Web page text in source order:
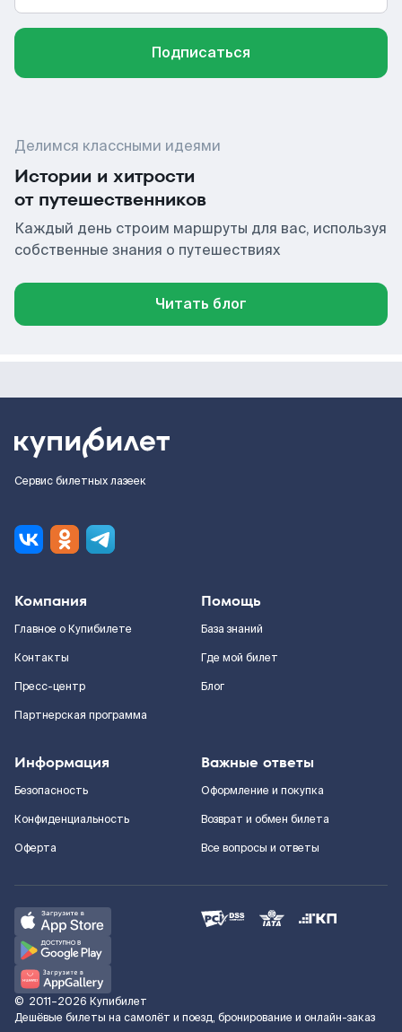
Подписаться
Делимся классными идеями
Истории и хитрости
от путешественников
Каждый день строим маршруты для вас, используя
собственные знания о путешествиях
Читать блог
Сервис билетных лазеек
Компания
Главное о Купибилете
Контакты
Пресс-центр
Партнерская программа
Помощь
База знаний
Где мой билет
Блог
Информация
Безопасность
Конфиденциальность
Оферта
Важные ответы
Оформление и покупка
Возврат и обмен билета
Все вопросы и ответы
© 2011–2026 Купибилет
Дешёвые билеты на самолёт и поезд, бронирование и онлайн-заказ